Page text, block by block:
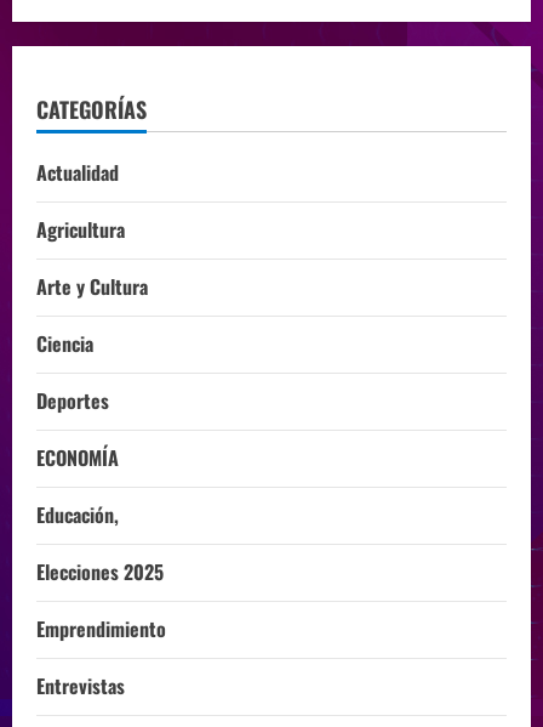
CATEGORÍAS
Actualidad
Agricultura
Arte y Cultura
Ciencia
Deportes
ECONOMÍA
Educación,
Elecciones 2025
Emprendimiento
Entrevistas